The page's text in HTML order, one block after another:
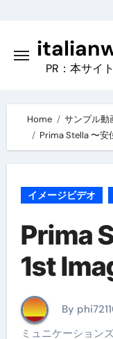
content
PR：本サイ
Home
サンプル動
Prima Stella 〜安
イメージビデオ
Prima
1st
By
ミュニケーション